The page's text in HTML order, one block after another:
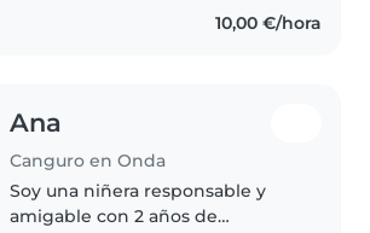
10,00 €/hora
Ana
Canguro en Onda
Soy una niñera responsable y
amigable con 2 años de